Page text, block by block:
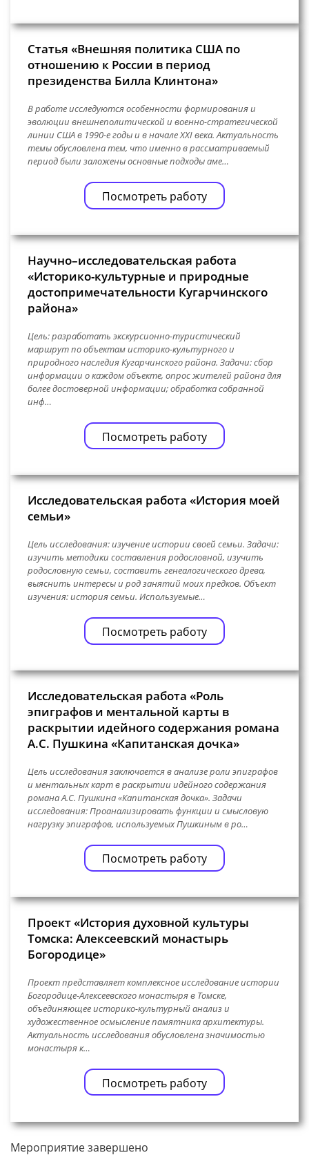
Статья «Внешняя политика США по
отношению к России в период
президенства Билла Клинтона»
В работе исследуются особенности формирования и
эволюции внешнеполитической и военно-стратегической
линии США в 1990-е годы и в начале XXI века. Актуальность
темы обусловлена тем, что именно в рассматриваемый
период были заложены основные подходы аме…
Посмотреть работу
Научно–исследовательская работа
«Историко-культурные и природные
достопримечательности Кугарчинского
района»
Цель: разработать экскурсионно-туристический
маршрут по объектам историко-культурного и
природного наследия Кугарчинского района. Задачи: сбор
информации о каждом объекте, опрос жителей района для
более достоверной информации; обработка собранной
инф…
Посмотреть работу
Исследовательская работа «История моей
семьи»
Цель исследования: изучение истории своей семьи. Задачи:
изучить методики составления родословной, изучить
родословную семьи, составить генеалогического древа,
выяснить интересы и род занятий моих предков. Объект
изучения: история семьи. Используемые…
Посмотреть работу
Исследовательская работа «Роль
эпиграфов и ментальной карты в
раскрытии идейного содержания романа
А.С. Пушкина «Капитанская дочка»
Цель исследования заключается в анализе роли эпиграфов
и ментальных карт в раскрытии идейного содержания
романа А.С. Пушкина «Капитанская дочка». Задачи
исследования: Проанализировать функции и смысловую
нагрузку эпиграфов, используемых Пушкиным в ро…
Посмотреть работу
Проект «История духовной культуры
Томска: Алексеевский монастырь
Богородице»
Проект представляет комплексное исследование истории
Богородице-Алексеевского монастыря в Томске,
объединяющее историко-культурный анализ и
художественное осмысление памятника архитектуры.
Актуальность исследования обусловлена значимостью
монастыря к…
Посмотреть работу
Мероприятие завершено